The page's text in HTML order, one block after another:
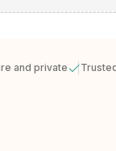
and private